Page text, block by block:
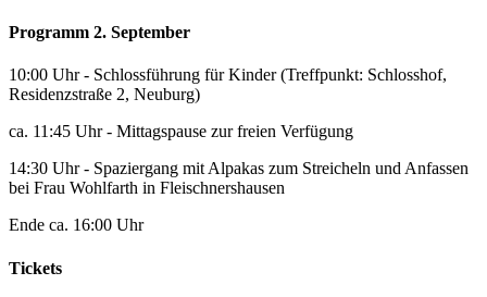
Programm 2. September
10:00 Uhr - Schlossführung für Kinder (Treffpunkt: Schlosshof,
Residenzstraße 2, Neuburg)
ca. 11:45 Uhr - Mittagspause zur freien Verfügung
14:30 Uhr - Spaziergang mit Alpakas zum Streicheln und Anfassen
bei Frau Wohlfarth in Fleischnershausen
Ende ca. 16:00 Uhr
Tickets